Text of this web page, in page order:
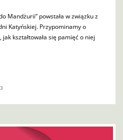
Mandżurii” powstała w związku z
Katyńskiej. Przypominamy o
kształtowała się pamięć o niej